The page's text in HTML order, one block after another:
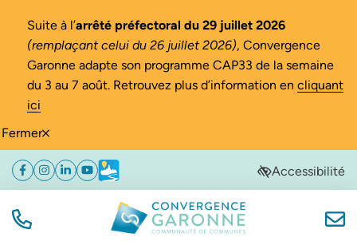
Fermer
Suite à l’arrêté préfectoral du 29 juillet 2026
(remplaçant celui du 26 juillet 2026), Convergence
Garonne adapte son programme CAP33 de la semaine
du 3 au 7 août. Retrouvez plus d’information en cliquant
ici
Aller
navigation
Aller
au
Aller
au
de
Facebook
(ouverture dans un nouvel onglet)
Instagram
(ouverture dans un nouvel onglet)
Linkedin
(ouverture dans un nouvel onglet)
YouTube
(ouverture dans un nouvel onglet)
Météo
(ouverture dans un nouvel onglet)Accessibilité
TÉL. Convergence Garonne